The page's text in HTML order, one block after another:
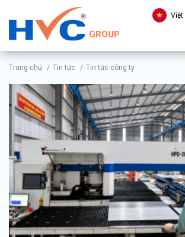
GROUP
Việt
Trang chủ / Tin tức / Tin tức công ty